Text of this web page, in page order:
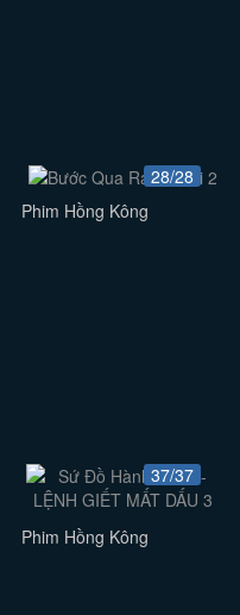
28/28
Phim Hồng Kông
37/37
Phim Hồng Kông